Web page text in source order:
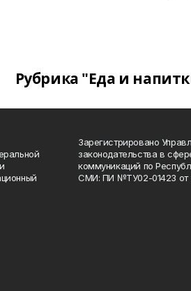
Рубрика "Еда и
Зарегистрировано
законодательства в
коммуникаций по
СМИ: ПИ №ТУ02-01423 от